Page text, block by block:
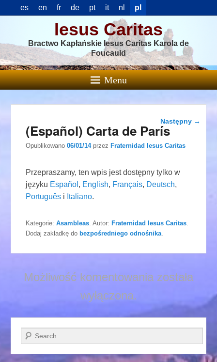
es en fr de pt it nl pl
Iesus Caritas
Bractwo Kapłańskie Iesus Caritas Karola de
Foucauld
Menu
Nawigacja
wpisu
Następny →
(Español) Carta de París
Opublikowano06/01/14 przezFraternidad Iesus Caritas
Przepraszamy, ten wpis jest dostępny tylko w
języku Español , English, Français, Deutsch,
Português i Italiano.
Kategorie:Asambleas . Autor:Fraternidad Iesus Caritas
Dodaj zakładkę do bezpośredniego odnośnika
Możliwość komentowania została
wyłączona.
Szukaj